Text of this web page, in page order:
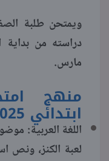
ويمتحن طلبة
مارس.
منهج
ابتدائي 2025
اللغة العربية:
لعبة الكنز، ونص